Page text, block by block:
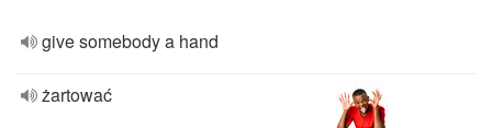
give somebody a hand
żartować